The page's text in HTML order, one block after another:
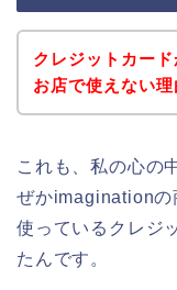
クレジットカー
お店で使えない
これも、私の心の
ぜかimaginationの
使っているクレジ
たんです。